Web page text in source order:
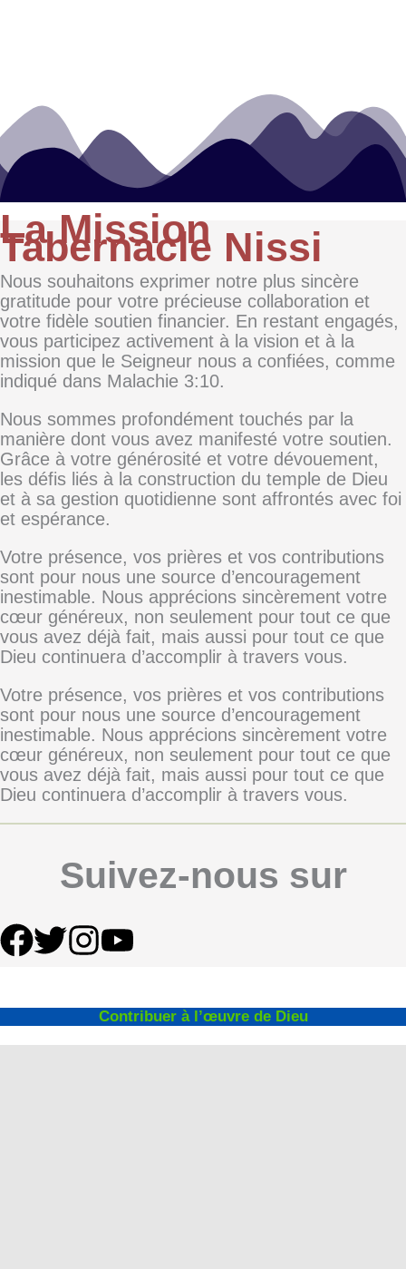
La Mission
Tabernacle Nissi
Nous souhaitons exprimer notre plus sincère
gratitude pour votre précieuse collaboration et
votre fidèle soutien financier. En restant engagés,
vous participez activement à la vision et à la
mission que le Seigneur nous a confiées, comme
indiqué dans Malachie 3:10.
Nous sommes profondément touchés par la
manière dont vous avez manifesté votre soutien.
Grâce à votre générosité et votre dévouement,
les défis liés à la construction du temple de Dieu
et à sa gestion quotidienne sont affrontés avec foi
et espérance.
Votre présence, vos prières et vos contributions
sont pour nous une source d’encouragement
inestimable. Nous apprécions sincèrement votre
cœur généreux, non seulement pour tout ce que
vous avez déjà fait, mais aussi pour tout ce que
Dieu continuera d’accomplir à travers vous.
Votre présence, vos prières et vos contributions
sont pour nous une source d’encouragement
inestimable. Nous apprécions sincèrement votre
cœur généreux, non seulement pour tout ce que
vous avez déjà fait, mais aussi pour tout ce que
Dieu continuera d’accomplir à travers vous.
Suivez-nous sur
Contribuer à l’œuvre de Dieu